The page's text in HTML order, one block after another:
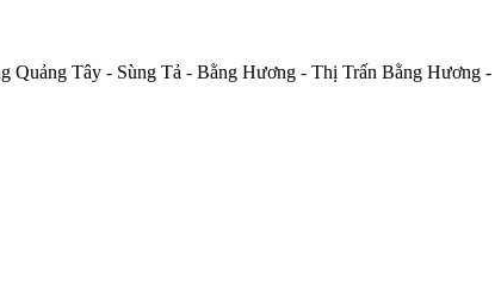
Tây - Sùng Tả - Bằng Hương - Thị Trấn Bằng Hương -